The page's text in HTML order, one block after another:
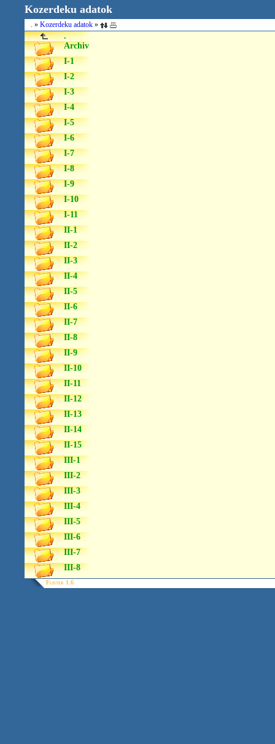
Kozerdeku adatok
. » Kozerdeku adatok »
.
Archiv
I-1
I-2
I-3
I-4
I-5
I-6
I-7
I-8
I-9
I-10
I-11
II-1
II-2
II-3
II-4
II-5
II-6
II-7
II-8
II-9
II-10
II-11
II-12
II-13
II-14
II-15
III-1
III-2
III-3
III-4
III-5
III-6
III-7
III-8
Flister 1.6